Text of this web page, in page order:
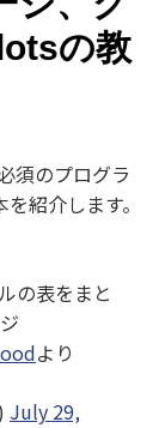
の教
須のプログラ
紹介します。
の表をまと
より
July 29,